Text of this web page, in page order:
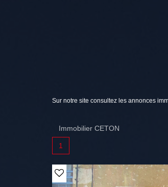
Sur notre site consultez les annonces
Immobilier CETON
1